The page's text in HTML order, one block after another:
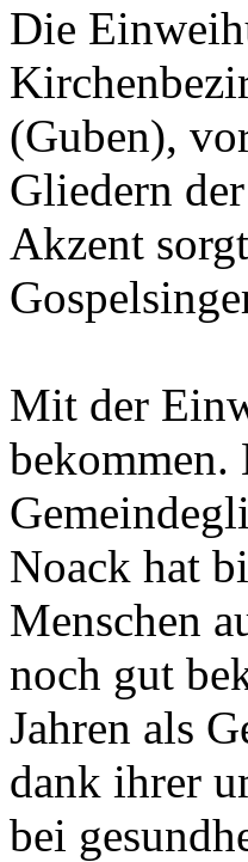
Die
(Guben),
Gliedern
Akzent
Mit der
bekommen.
Noack hat
Menschen
noch gut
Jahren als
dank ihrer
bei